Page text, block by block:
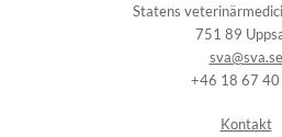
Statens
751 89
sva@sva.se
+46 18 67 40
Kontakt